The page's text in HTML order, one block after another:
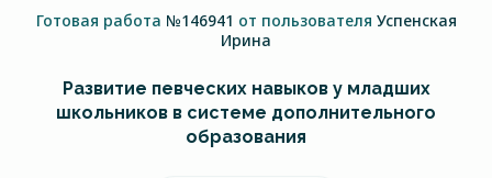
Готовая работа №146941 от пользователя Успенская
Ирина
Развитие певческих навыков у младших
школьников в системе дополнительного
образования